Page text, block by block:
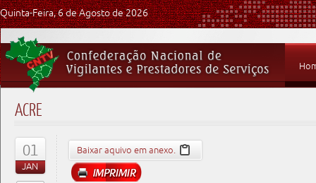
Quinta-Feira, 6 de Agosto de 2026
ACRE
01
JAN
Baixar aquivo em anexo.